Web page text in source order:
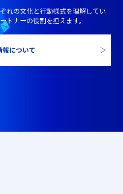
れの文化と行動様式を理解してい
トナーの役割を担えます。
報について